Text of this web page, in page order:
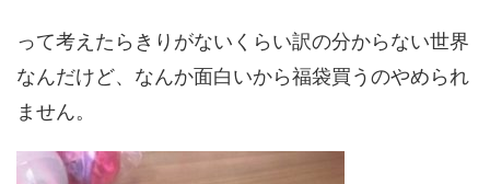
って考えたらきりがないくらい訳の分からない世界
なんだけど、なんか面白いから福袋買うのやめられ
ません。